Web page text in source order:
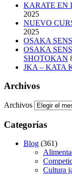
KARATE EN
2025
NUEVO
2025
OSAKA
OSAKA
SHOTOKAN
JKA – KATA
Archivos
Archivos
Categorías
Blog (361)
Cultura